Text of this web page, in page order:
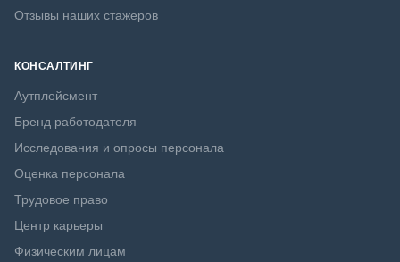
Отзывы наших стажеров
КОНСАЛТИНГ
Аутплейсмент
Бренд работодателя
Исследования и опросы персонала
Оценка персонала
Трудовое право
Центр карьеры
Физическим лицам